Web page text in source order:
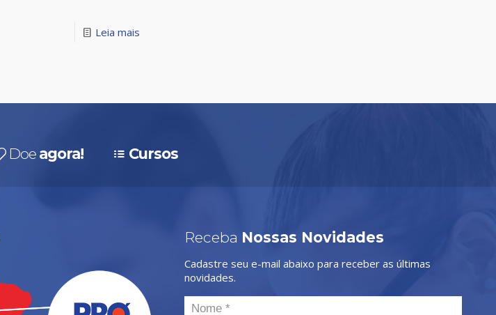
Leia mais
Doe agora! Cursos
Receba Nossas Novidades
Cadastre seu e-mail abaixo para receber as últimas
novidades.